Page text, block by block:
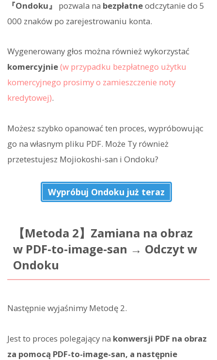
『Ondoku』 pozwala na bezpłatneodczytanie do 5
000 znaków po zarejestrowaniu konta.
Wygenerowany głos można również wykorzystać
komercyjnie(w przypadku bezpłatnego użytku
komercyjnego prosimy o zamieszczenie noty
kredytowej).
Możesz szybko opanować ten proces, wypróbowując
go na własnym pliku PDF. Może Ty również
przetestujesz Mojiokoshi-san i Ondoku?
Wypróbuj Ondoku już teraz
【Metoda 2】Zamiana na obraz
w PDF-to-image-san → Odczyt w
Ondoku
Następnie wyjaśnimy Metodę 2.
Jest to proces polegający na konwersji PDF na obraz
za pomocą PDF-to-image-san, a następnie